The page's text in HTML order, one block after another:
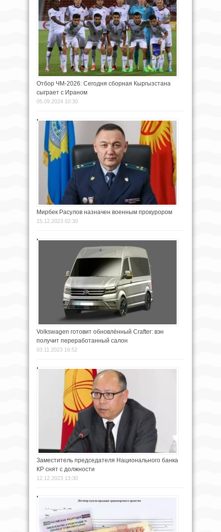
Отбор ЧМ-2026: Сегодня сборная Кыргызстана
сыграет с Ираном
05.09.2024 10:30
Мирбек Расулов назначен военным прокурором
15.12.2023 02:30
Volkswagen готовит обновлённый Crafter: вэн
получит переработанный салон
03.11.2023 16:52
Заместитель председателя Национального банка
КР снят с должности
12.12.2023 13:30